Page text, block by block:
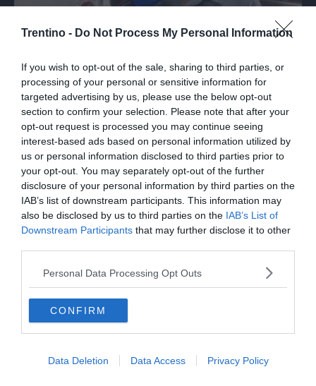
Trentino - Do Not Process My Personal Information
If you wish to opt-out of the sale, sharing to third parties, or
processing of your personal or sensitive information for
targeted advertising by us, please use the below opt-out
section to confirm your selection. Please note that after your
opt-out request is processed you may continue seeing
interest-based ads based on personal information utilized by
us or personal information disclosed to third parties prior to
your opt-out. You may separately opt-out of the further
disclosure of your personal information by third parties on the
IAB’s list of downstream participants. This information may
also be disclosed by us to third parties on the IAB’s List of
Downstream Participants that may further disclose it to other
Personal Data Processing Opt Outs
CONFIRM
Data Deletion Data Access Privacy Policy
tirava tardi: «Qua viveva di notte»
SPETTACOLO
Beppe Carletti: «Guccini è stato un
Nomade»